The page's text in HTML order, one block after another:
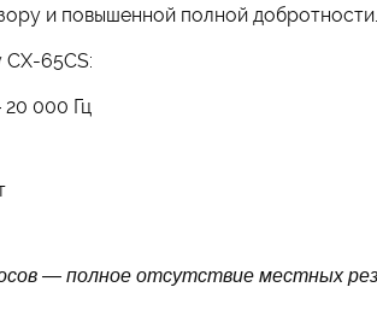
и повышенной полной добротности.
СX-65CS:
000 Гц
— полное отсутствие местных